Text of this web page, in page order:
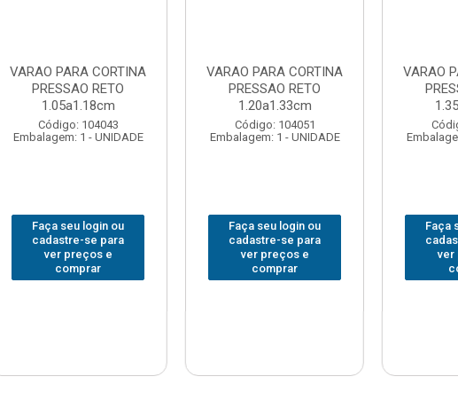
VARAO PARA CORTINA
PRESSAO RETO
1.20a1.33cm
Código: 104051
Embalagem: 1 - UNIDADE
Faça seu login ou
cadastre-se para
ver preços e
comprar
VARAO PARA CORTINA
PRESSAO RETO
1.35a1.48cm
Código: 104060
Embalagem: 1 - UNIDADE
Faça seu login ou
cadastre-se para
ver preços e
comprar
VARAO
Faça
ver